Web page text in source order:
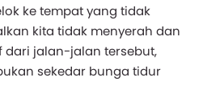
ke tempat yang tidak
kita tidak menyerah dan
dari jalan-jalan tersebut,
sekedar bunga tidur